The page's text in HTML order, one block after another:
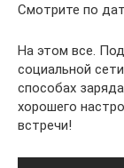
Смотрите по
На этом все.
социальной
способах
хорошего
встречи!